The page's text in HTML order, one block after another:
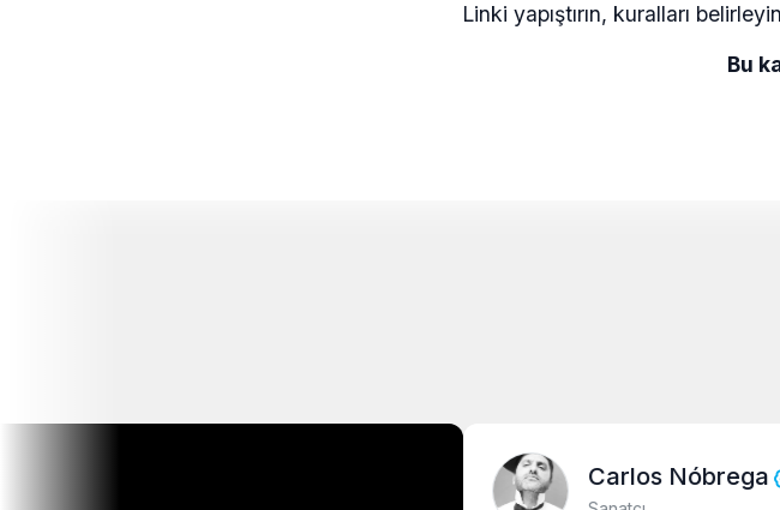
Linki yapıştırın, kuralları
Bu
Carlos Nóbrega